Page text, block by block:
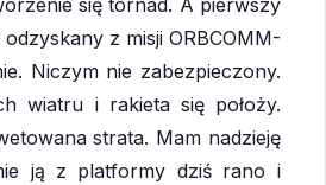
się tornad. A pierwszy
z misji ORBCOMM-
Niczym nie zabezpieczony.
wiatru i rakieta się położy.
strata. Mam nadzieję
ją z platformy dziś rano i